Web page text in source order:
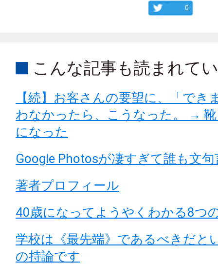
0
こんな記事も読まれて
【続】お客さんの要望に、「でき
わなかったら、こうなった。 →
になった
Google Photosが凄すぎて誰も文
著者プロフィール
40歳になってようやくわかる8つ
学校は《最先端》であるべきだと
の持論です